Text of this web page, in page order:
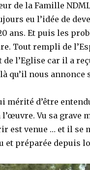
de la Famille
eu l’idée de
ans. Et puis les
Tout rempli de
l’Eglise car il a
qu’il nous annonce
mérité d’être
l’œuvre. Vu sa
est venue … et il se
et préparée depuis